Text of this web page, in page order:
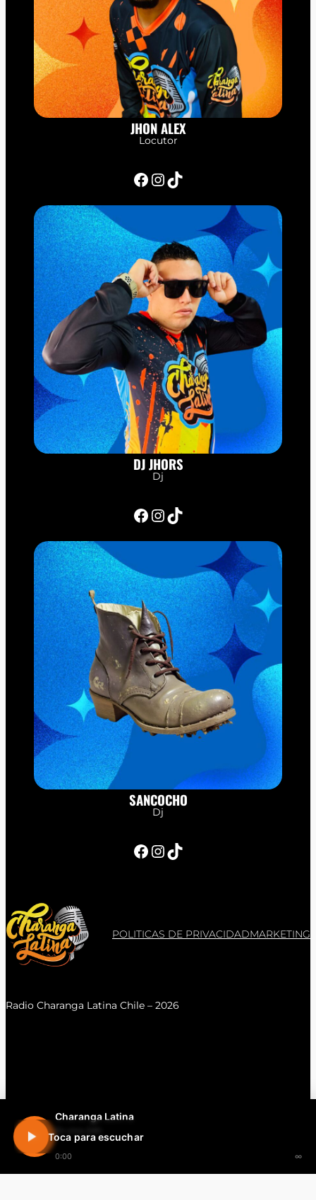
Charanga Latina
En vivo 24h
0:00 ∞
Toca para escuchar
JHON ALEX
Locutor
Facebook InstagramTikTok
DJ JHORS
Dj
Facebook InstagramTikTok
SANCOCHO
Dj
Facebook InstagramTikTok
POLITICAS DE PRIVACIDADMARKETING
Radio Charanga Latina Chile – 2026